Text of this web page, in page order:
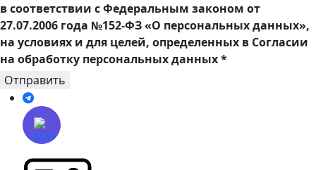
в соответствии с Федеральным законом от
27.07.2006 года №152-ФЗ «О персональных данных»,
на условиях и для целей, определенных в Согласии
на обработку персональных данных*
Отправить